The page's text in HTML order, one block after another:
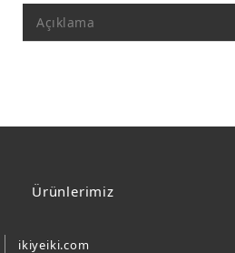
METAL SEHPA VE DRESUAR
Açıklama
Ürünlerimiz
ikiyeiki.com